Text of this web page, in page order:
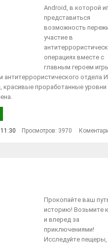
Android, в которой
представиться
возможность
участие в
операциях вместе с
главным героем
антитеррористического отдела
красивые проработанные уровни
Просмотров: 3970
Прокопайте ваш
историю! Возьмите
и вперед за
приключениями!
Исследуйте пещеры,